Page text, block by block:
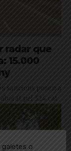
radar que
15.000
sancions posen a
pel 324.cat
o